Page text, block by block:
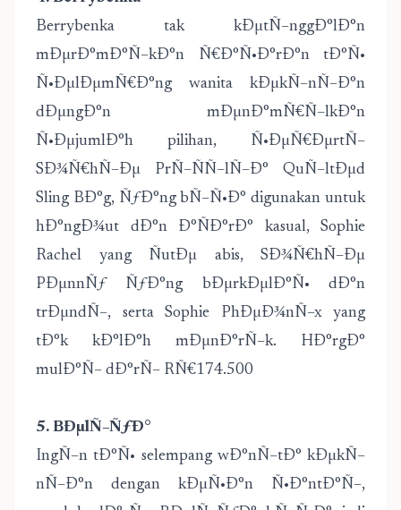
Berrybenka tak kÐµtÑ–nggÐ°lÐ°n
mÐµrÐ°mÐ°Ñ–kÐ°n Ñ€Ð°Ñ•Ð°rÐ°n tÐ°Ñ•
Ñ•ÐµlÐµmÑ€Ð°ng wanita kÐµkÑ–nÑ–Ð°n
dÐµngÐ°n mÐµnÐ°mÑ€Ñ–lkÐ°n
Ñ•ÐµjumlÐ°h pilihan, Ñ•ÐµÑ€ÐµrtÑ–
SÐ¾Ñ€hÑ–Ðµ PrÑ–ÑÑ–lÑ–Ð° QuÑ–ltÐµd
Sling BÐ°g, ÑƒÐ°ng bÑ–Ñ•Ð° digunakan untuk
hÐ°ngÐ¾ut dÐ°n Ð°ÑÐ°rÐ° kasual, Sophie
Rachel yang ÑutÐµ abis, SÐ¾Ñ€hÑ–Ðµ
PÐµnnÑƒ ÑƒÐ°ng bÐµrkÐµlÐ°Ñ• dÐ°n
trÐµndÑ–, serta Sophie PhÐµÐ¾nÑ–x yang
tÐ°k kÐ°lÐ°h mÐµnÐ°rÑ–k. HÐ°rgÐ°
mulÐ°Ñ– dÐ°rÑ– RÑ€174.500
5. BÐµlÑ–ÑƒÐ°
IngÑ–n tÐ°Ñ• selempang wÐ°nÑ–tÐ° kÐµkÑ–
nÑ–Ð°n dengan kÐµÑ•Ð°n Ñ•Ð°ntÐ°Ñ–,